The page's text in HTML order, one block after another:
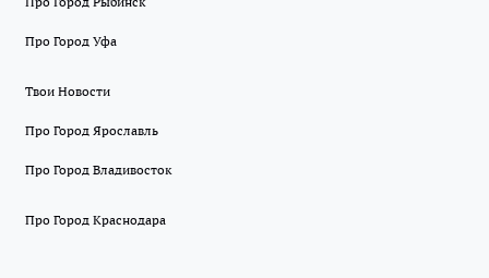
Про Город Уфа
Твои Новости
Про Город Ярославль
Про Город Владивосток
Про Город Краснодара